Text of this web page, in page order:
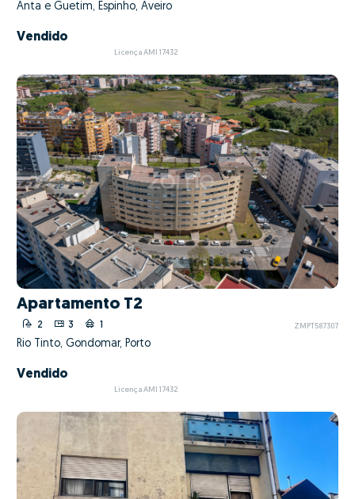
Anta e Guetim, Espinho, Aveiro
Vendido
Licença AMI 17432
Apartamento T2
2 3 ZMPT587307
Rio Tinto, Gondomar, Porto
Vendido
Licença AMI 17432